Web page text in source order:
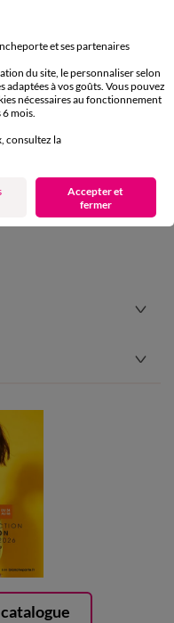
et ses partenaires
du site, le personnaliser selon
à vos goûts. Vous pouvez
nécessaires au fonctionnement
mois.
consultez la
Accepter et
fermer